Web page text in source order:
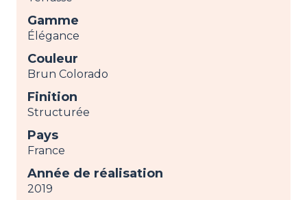
Gamme
Élégance
Couleur
Brun Colorado
Finition
Structurée
Pays
France
Année de réalisation
2019